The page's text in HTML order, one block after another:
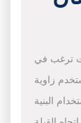
ترغب في
زاوية
البنية